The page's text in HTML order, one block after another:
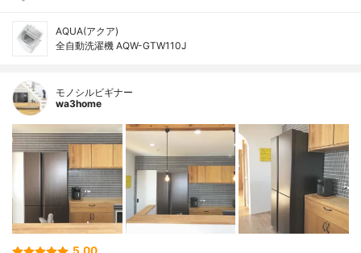
AQUA(アクア)
全自動洗濯機 AQW-GTW110J
モノシルビギナー
wa3home